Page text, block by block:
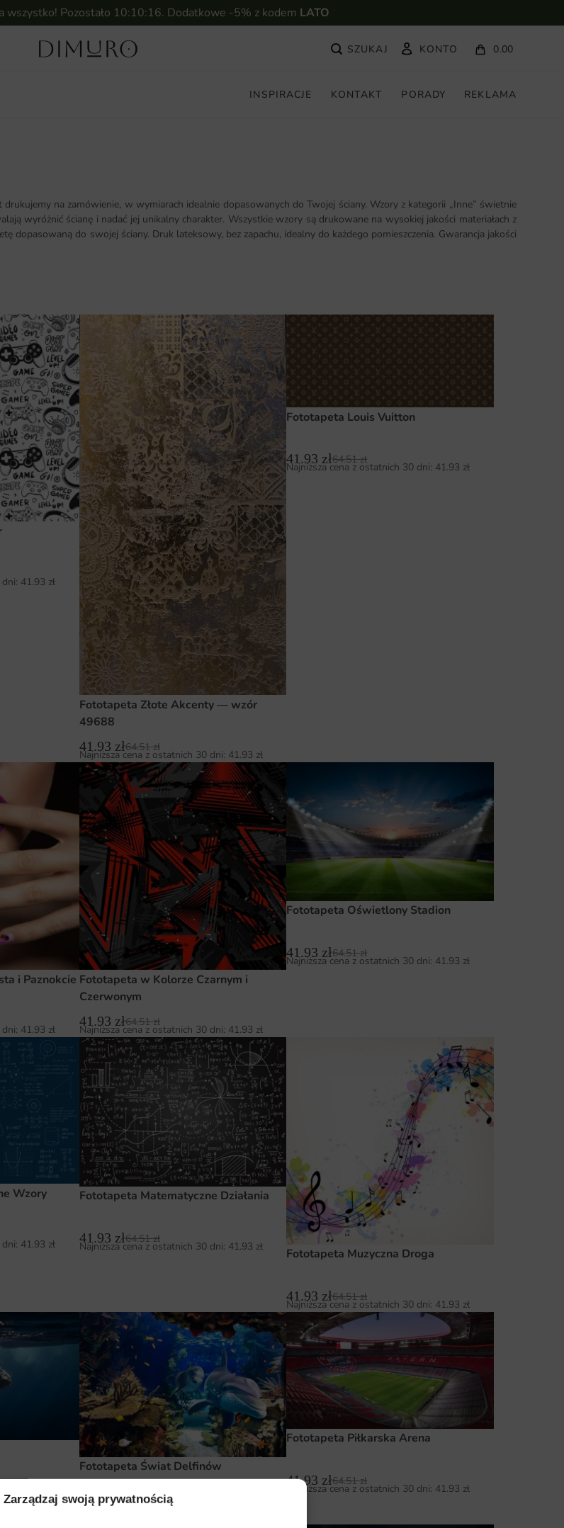
Zarządzaj swoją prywatnością
wszystko! Pozostało 10:10:14. Dodatkowe -5% z kodem LATO
KONTO 0.00
INSPIRACJE KONTAKT PORADY REKLAMA
na zamówienie, w wymiarach idealnie dopasowanych do Twojej ściany. Wzory z kategorii „Inne” świetnie
wyróżnić ścianę i nadać jej unikalny charakter. Wszystkie wzory są drukowane na wysokiej jakości materiałach z
dopasowaną do swojej ściany. Druk lateksowy, bez zapachu, idealny do każdego pomieszczenia. Gwarancja jakości
41.93 zł
Fototapeta Złote Akcenty — wzór
49688
41.93 zł64.51zł
Najniższa cena z ostatnich 30 dni: 41.93 zł
Fototapeta Louis Vuitton
41.93 zł64.51zł
Najniższa cena z ostatnich 30 dni: 41.93 zł
i Paznokcie
41.93 zł
Fototapeta w Kolorze Czarnym i
Czerwonym
41.93 zł64.51zł
Najniższa cena z ostatnich 30 dni: 41.93 zł
Fototapeta Oświetlony Stadion
41.93 zł64.51zł
Najniższa cena z ostatnich 30 dni: 41.93 zł
Wzory
41.93 zł
Fototapeta Matematyczne Działania
41.93 zł64.51zł
Najniższa cena z ostatnich 30 dni: 41.93 zł Fototapeta Muzyczna Droga
41.93 zł64.51zł
Najniższa cena z ostatnich 30 dni: 41.93 zł
dni:41.93zł
Fototapeta Świat Delfinów
41.93zł
Fototapeta Piłkarska Arena
41.93 zł64.51zł
Najniższa cena z ostatnich 30 dni: 41.93 zł